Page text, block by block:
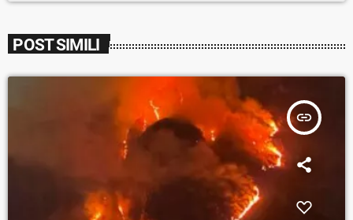
POST SIMILI
insert_link